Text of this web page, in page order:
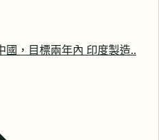
國，目標兩年內 印度製造..